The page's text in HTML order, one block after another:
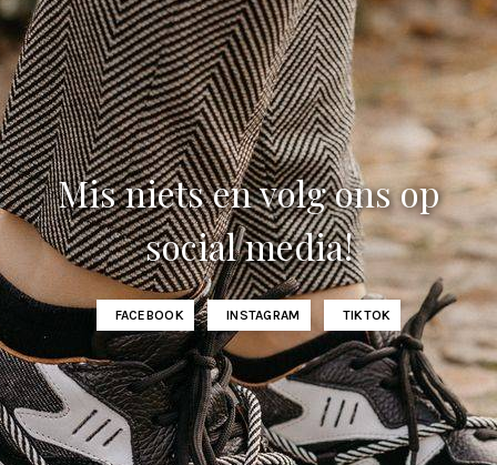
Mis niets en volg ons op
social media!
FACEBOOK INSTAGRAM TIKTOK